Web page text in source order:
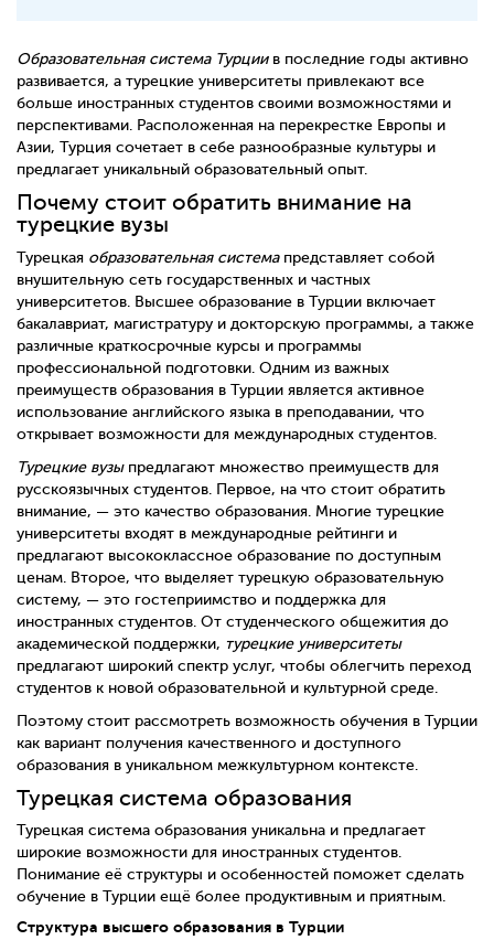
Образовательная система Турциив последние годы активно
развивается, а турецкие университеты привлекают все
больше иностранных студентов своими возможностями и
перспективами. Расположенная на перекрестке Европы и
Азии, Турция сочетает в себе разнообразные культуры и
предлагает уникальный образовательный опыт.
Почему стоит обратить внимание на
турецкие вузы
Турецкая образовательная системапредставляет собой
внушительную сеть государственных и частных
университетов. Высшее образование в Турции включает
бакалавриат, магистратуру и докторскую программы, а также
различные краткосрочные курсы и программы
профессиональной подготовки. Одним из важных
преимуществ образования в Турции является активное
использование английского языка в преподавании, что
открывает возможности для международных студентов.
Турецкие вузыпредлагают множество преимуществ для
русскоязычных студентов. Первое, на что стоит обратить
внимание, — это качество образования. Многие турецкие
университеты входят в международные рейтинги и
предлагают высококлассное образование по доступным
ценам. Второе, что выделяет турецкую образовательную
систему, — это гостеприимство и поддержка для
иностранных студентов. От студенческого общежития до
академической поддержки, турецкие университеты
предлагают широкий спектр услуг, чтобы облегчить переход
студентов к новой образовательной и культурной среде.
Поэтому стоит рассмотреть возможность обучения в Турции
как вариант получения качественного и доступного
образования в уникальном межкультурном контексте.
Турецкая система образования
Турецкая система образования уникальна и предлагает
широкие возможности для иностранных студентов.
Понимание её структуры и особенностей поможет сделать
обучение в Турции ещё более продуктивным и приятным.
Структура высшего образования в Турции